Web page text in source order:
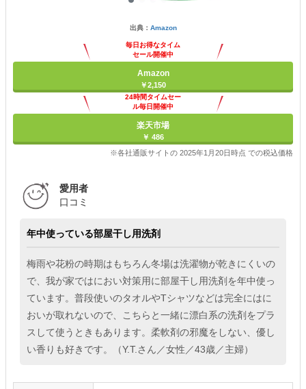
出典： Amazon
毎日お得なタイム
セール開催中
Amazon
￥2,150
24時間タイムセー
ル毎日開催中
楽天市場
￥ 486
※各社通販サイトの 2025年1月20日時点 での税込価格
愛用者
口コミ
年中使っている部屋干し用洗剤
梅雨や花粉の時期はもちろん冬場は洗濯物が乾きにくいの
で、我が家ではにおい対策用に部屋干し用洗剤を年中使っ
ています。普段使いのタオルやTシャツなどは完全にはに
おいが取れないので、こちらと一緒に漂白系の洗剤をプラ
スして使うときもあります。柔軟剤の邪魔をしない、優し
い香りも好きです。（Y.T.さん／女性／43歳／主婦）